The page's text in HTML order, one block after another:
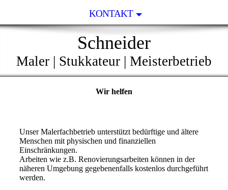
KONTAKT
Schneider
Maler | Stukkateur | Meisterbetrieb
Wir helfen
Unser Malerfachbetrieb unterstützt bedürftige und ältere
Menschen mit physischen und finanziellen
Einschränkungen.
Arbeiten wie z.B. Renovierungsarbeiten können in der
näheren Umgebung gegebenenfalls kostenlos durchgeführt
werden.